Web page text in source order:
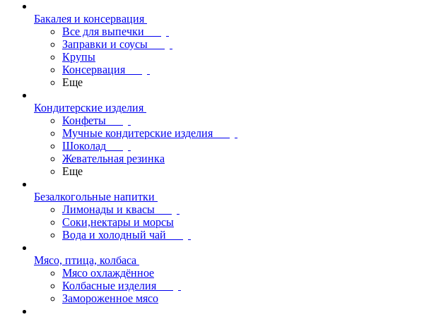
Бакалея и консервация
Все для выпечки
Заправки и соусы
Крупы
Консервация
Еще
Кондитерские изделия
Конфеты
Мучные кондитерские изделия
Шоколад
Жевательная резинка
Еще
Безалкогольные напитки
Лимонады и квасы
Соки,нектары и морсы
Вода и холодный чай
Мясо, птица, колбаса
Мясо охлаждённое
Колбасные изделия
Замороженное мясо